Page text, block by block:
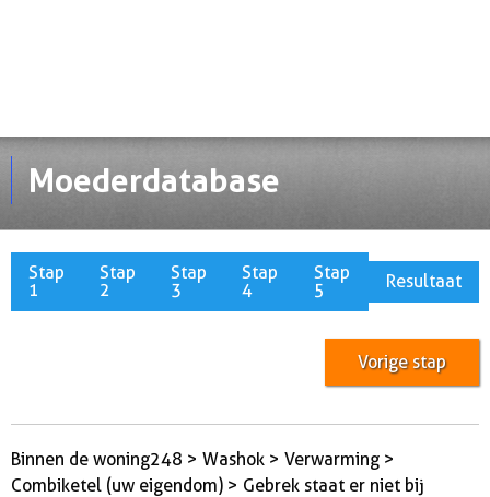
Moederdatabase
Stap
1
Stap
2
Stap
3
Stap
4
Stap
5
Resultaat
Vorige stap
Binnen de woning248 > Washok > Verwarming >
Combiketel (uw eigendom) > Gebrek staat er niet bij